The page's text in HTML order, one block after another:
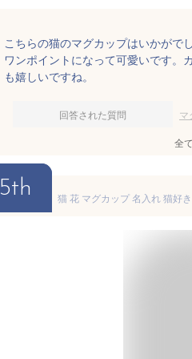
こちらの猫のマグカップはいかがで
ワンポイントになって可愛いです。
も嬉しいですね。
回答された質問 マ
全
5th